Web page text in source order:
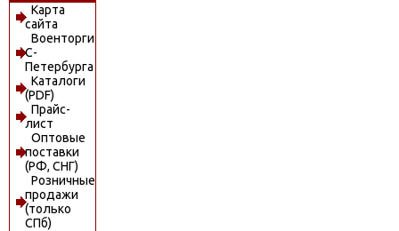
Карта
сайта
Военторги
С-
Петербурга
Каталоги
(PDF)
Прайс-
лист
Оптовые
поставки
(РФ, СНГ)
Розничные
продажи
(только
СПб)